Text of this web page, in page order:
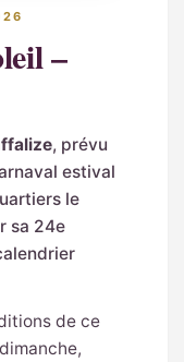
–
, prévu
estival
le
sa 24e
de ce